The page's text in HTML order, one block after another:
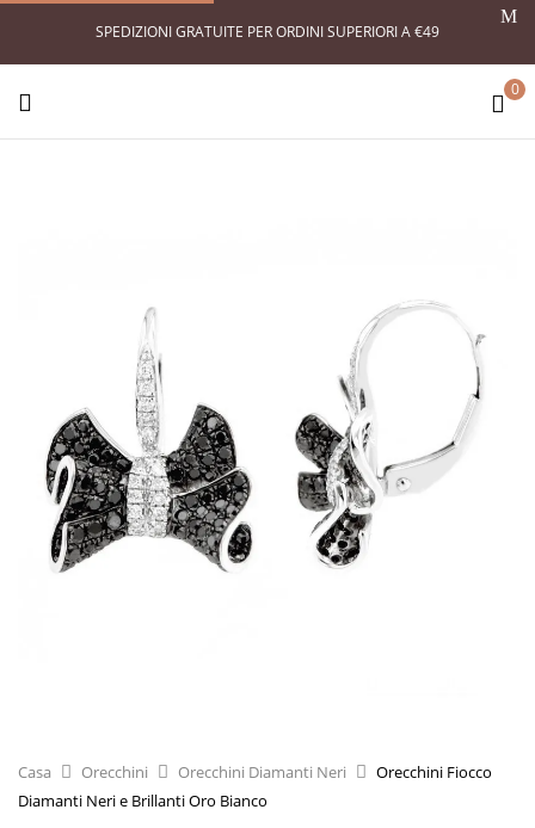
SPEDIZIONI GRATUITE PER ORDINI SUPERIORI A €49
0
Casa Orecchini Orecchini Diamanti Neri
Orecchini Fiocco
Diamanti Neri e Brillanti Oro Bianco